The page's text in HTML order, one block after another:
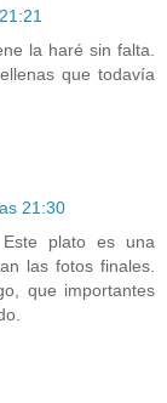
la haré sin falta.
que todavía
21:30
plato es una
las fotos finales.
que importantes